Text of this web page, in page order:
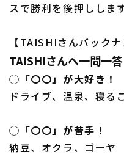
スで勝利を後押しします
【TAISHIさんバック
TAISHIさんへ一問一答
◯「〇〇」が大好き！
ドライブ、温泉、寝る
◯「〇〇」が苦手！
納豆、オクラ、ゴーヤ